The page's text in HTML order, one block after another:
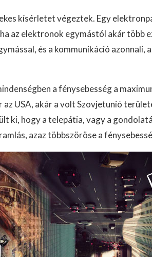
kísérletet végeztek. Egy
az elektronok egymástól akár több
és a kommunikáció azonnali,
a fénysebesség a
USA, akár a volt Szovjetunió
ki, hogy a telepátia, vagy a
azaz többszöröse a